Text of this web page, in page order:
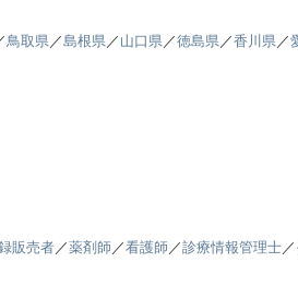
鳥取県／島根県／ 山口県／徳島県／香川県／
販売者／薬剤師 ／看護師 ／診療情報管理士／